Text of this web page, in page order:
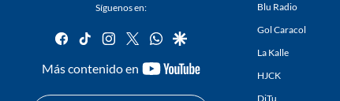
Síguenos en:
facebook
tiktok instagram
twitterwhatsapp
google
Más contenido en
youtube-
Blu Radio
Gol Caracol
La Kalle
HJCK
DiTu